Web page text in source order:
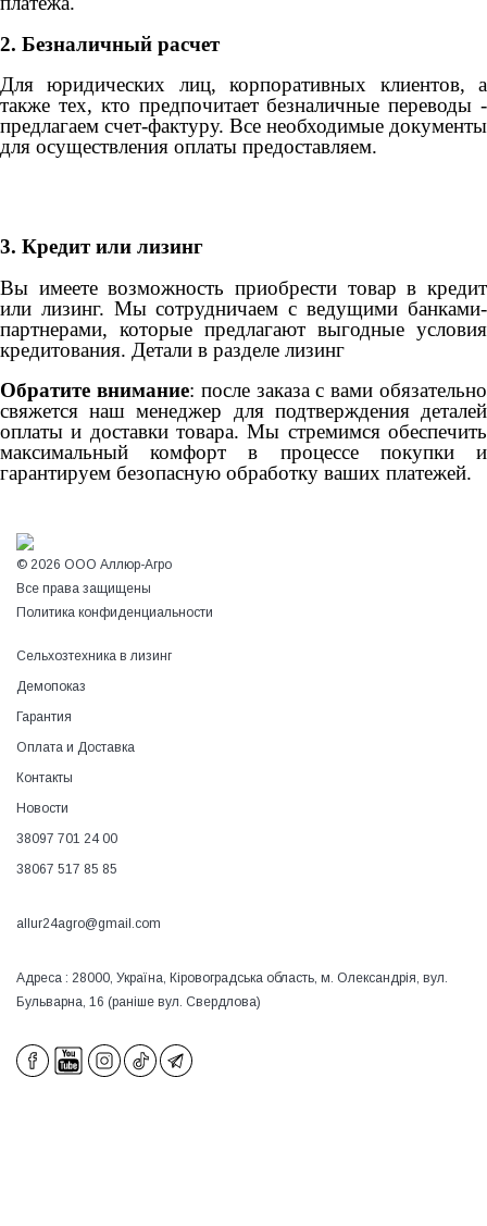
2. Безналичный расчет
Для юридических лиц, корпоративных клиентов, а
также тех, кто предпочитает безналичные переводы -
предлагаем счет-фактуру. Все необходимые документы
для осуществления оплаты предоставляем.
3. Кредит или лизинг
Вы имеете возможность приобрести товар в кредит
или лизинг. Мы сотрудничаем с ведущими банками-
партнерами, которые предлагают выгодные условия
кредитования. Детали в разделе лизинг
Обратите внимание: после заказа с вами обязательно
свяжется наш менеджер для подтверждения деталей
оплаты и доставки товара. Мы стремимся обеспечить
максимальный комфорт в процессе покупки и
гарантируем безопасную обработку ваших платежей.
© 2026 ООО Аллюр-Агро
Все права защищены
Политика конфиденциальности
Сельхозтехника в лизинг
Демопоказ
Гарантия
Оплата и Доставка
Контакты
Новости
38097 701 24 00
38067 517 85 85
allur24agro@gmail.com
Адреса : 28000, Україна, Кіровоградська область, м. Олександрія, вул.
Бульварна, 16 (раніше вул. Свердлова)